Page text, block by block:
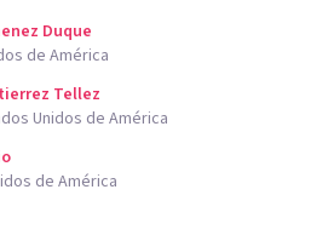
Duque
de América
Tellez
Unidos de América
de América